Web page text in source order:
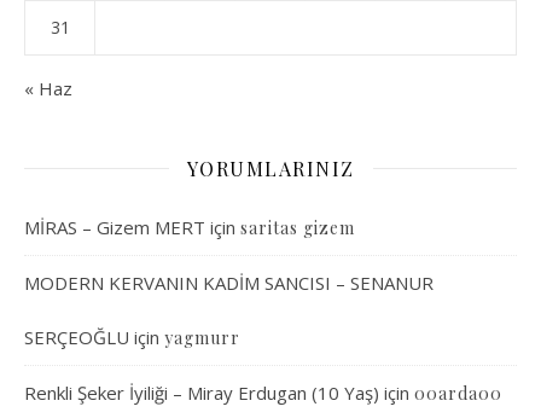
31
« Haz
YORUMLARINIZ
MİRAS – Gizem MERT için saritas gizem
MODERN KERVANIN KADİM SANCISI – SENANUR
SERÇEOĞLU için yagmurr
Renkli Şeker İyiliği – Miray Erdugan (10 Yaş) için 00arda00